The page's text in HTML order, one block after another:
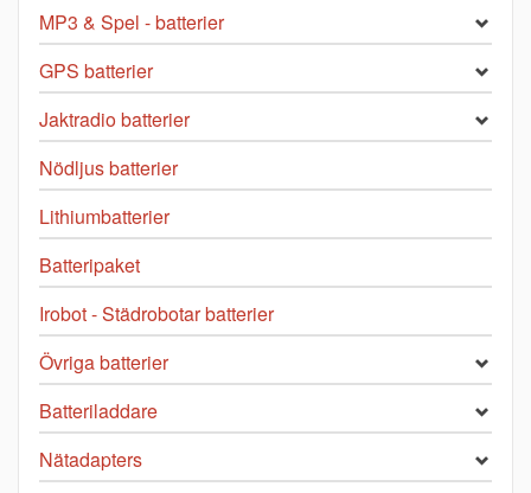
MP3 & Spel - batterier
GPS batterier
Jaktradio batterier
Nödljus batterier
Lithiumbatterier
Batteripaket
Irobot - Städrobotar batterier
Övriga batterier
Batteriladdare
Nätadapters